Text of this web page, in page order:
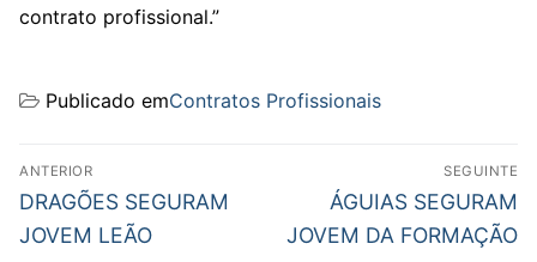
contrato profissional.”
Publicado emContratos Profissionais
Navegação
de
artigos
ANTERIOR
Previous
post:
DRAGÕES SEGURAM
JOVEM LEÃO
SEGUINTE
Next
post:
ÁGUIAS SEGURAM
JOVEM DA FORMAÇÃO